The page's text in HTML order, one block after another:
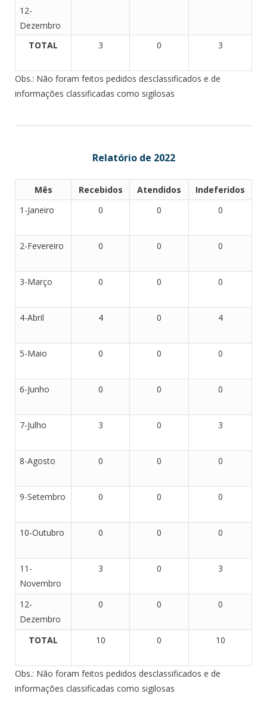
12-
Dezembro
TOTAL
3 0 3
Obs.: Não foram feitos pedidos desclassificados e de
informações classificadas como sigilosas
Relatório de 2022
Mês Recebidos Atendidos
Indeferidos
1-Janeiro
0 0 0
2-Fevereiro 0 0 0
3-Março 0 0 0
4-Abril 4 0 4
5-Maio 0 0 0
6-Junho 0 0 0
7-Julho 3 0 3
8-Agosto 0 0 0
9-Setembro 0 0 0
10-Outubro 0 0 0
11-
Novembro
3 0 3
12-
Dezembro
0 0 0
TOTAL 10 0 10
Obs.: Não foram feitos pedidos desclassificados e de
informações classificadas como sigilosas